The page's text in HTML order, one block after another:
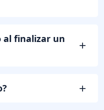
al finalizar un